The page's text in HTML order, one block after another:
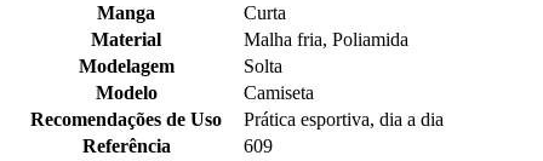
Manga
Curta
Material
Malha fria, Poliamida
Modelagem
Solta
Modelo
Camiseta
Recomendações de Uso
Prática esportiva, dia a dia
Referência
609